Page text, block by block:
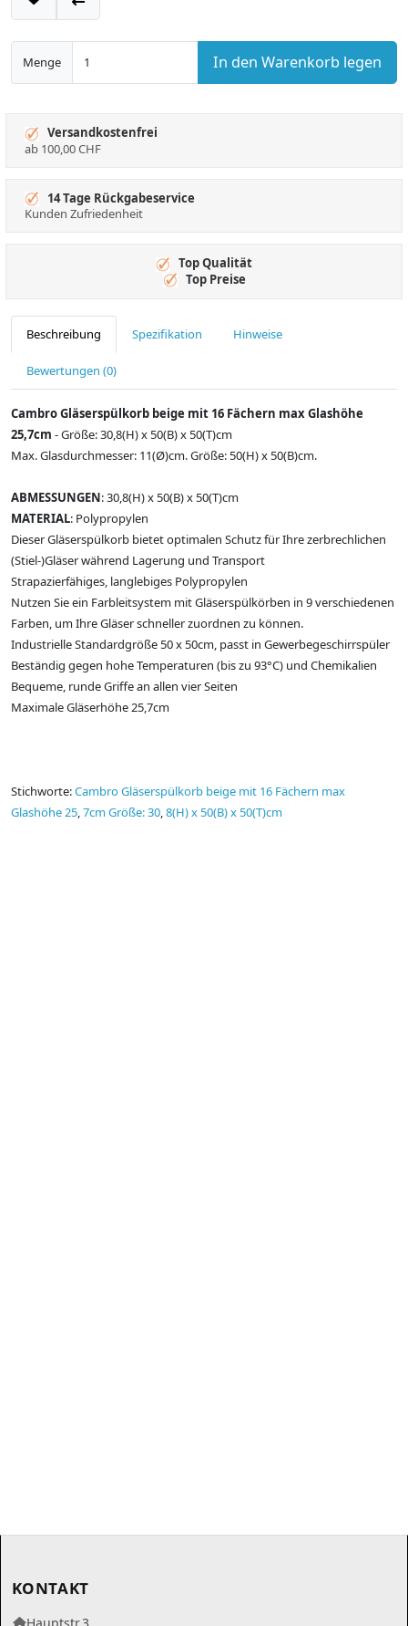
Menge In den Warenkorb legen
Versandkostenfrei
ab 100,00 CHF
14 Tage Rückgabeservice
Kunden Zufriedenheit
Top Qualität
Top Preise
Beschreibung Spezifikation Hinweise
Bewertungen (0)
Cambro Gläserspülkorb beige mit 16 Fächern max Glashöhe
25,7cm - Größe: 30,8(H) x 50(B) x 50(T)cm
Max. Glasdurchmesser: 11(Ø)cm. Größe: 50(H) x 50(B)cm.
ABMESSUNGEN: 30,8(H) x 50(B) x 50(T)cm
MATERIAL: Polypropylen
Dieser Gläserspülkorb bietet optimalen Schutz für Ihre zerbrechlichen
(Stiel-)Gläser während Lagerung und Transport
Strapazierfähiges, langlebiges Polypropylen
Nutzen Sie ein Farbleitsystem mit Gläserspülkörben in 9 verschiedenen
Farben, um Ihre Gläser schneller zuordnen zu können.
Industrielle Standardgröße 50 x 50cm, passt in Gewerbegeschirrspüler
Beständig gegen hohe Temperaturen (bis zu 93°C) und Chemikalien
Bequeme, runde Griffe an allen vier Seiten
Maximale Gläserhöhe 25,7cm
Stichworte:Cambro Gläserspülkorb beige mit 16 Fächern max
Glashöhe 25,7cm Größe: 30,8(H) x 50(B) x 50(T)cm
KONTAKT